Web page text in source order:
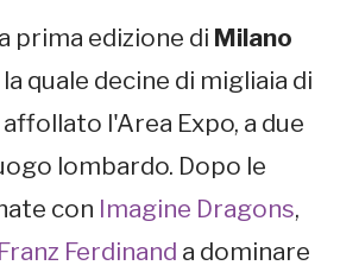
prima edizione di Milano
quale decine di migliaia di
l'Area Expo, a due
lombardo. Dopo le
con Imagine Dragons,
Ferdinand a dominare